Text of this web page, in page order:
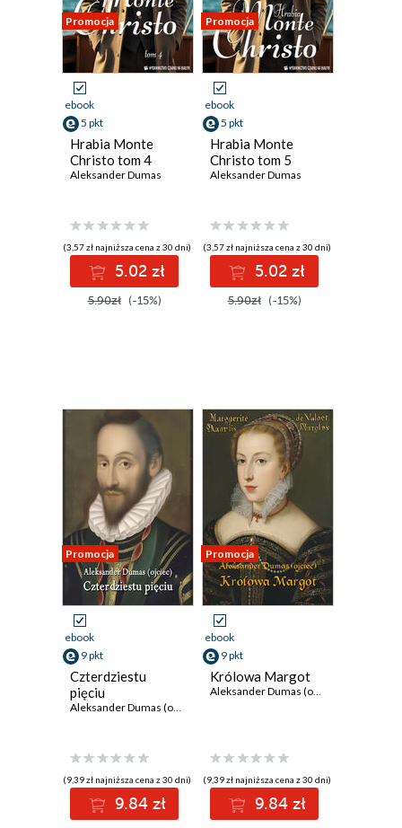
Promocja
ebook
5 pkt
Hrabia Monte
Christo tom 4
Aleksander Dumas
(3,57 zł najniższa cena z 30 dni)
5.02 zł
5.90zł (-15%)
Promocja
ebook
5 pkt
Hrabia Monte
Christo tom 5
Aleksander Dumas
(3,57 zł najniższa cena z 30 dni)
5.02 zł
5.90zł (-15%)
Promocja
ebook
9 pkt
Czterdziestu
pięciu
Aleksander Dumas (ojciec)
(9,39 zł najniższa cena z 30 dni)
9.84 zł
Promocja
ebook
9 pkt
Królowa Margot
Aleksander Dumas (ojciec)
(9,39 zł najniższa cena z 30 dni)
9.84 zł